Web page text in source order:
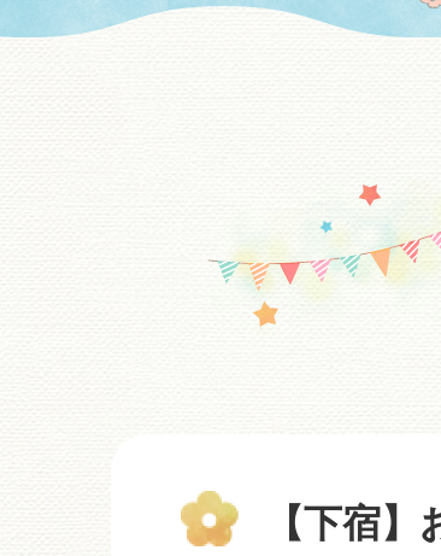
【下宿